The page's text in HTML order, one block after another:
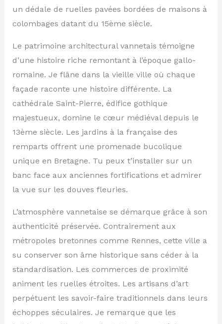
un dédale de ruelles pavées bordées de maisons à
colombages datant du 15ème siècle.
Le patrimoine architectural vannetais témoigne
d’une histoire riche remontant à l’époque gallo-
romaine. Je flâne dans la vieille ville où chaque
façade raconte une histoire différente. La
cathédrale Saint-Pierre, édifice gothique
majestueux, domine le cœur médiéval depuis le
13ème siècle. Les jardins à la française des
remparts offrent une promenade bucolique
unique en Bretagne. Tu peux t’installer sur un
banc face aux anciennes fortifications et admirer
la vue sur les douves fleuries.
L’atmosphère vannetaise se démarque grâce à son
authenticité préservée. Contrairement aux
métropoles bretonnes comme Rennes, cette ville a
su conserver son âme historique sans céder à la
standardisation. Les commerces de proximité
animent les ruelles étroites. Les artisans d’art
perpétuent les savoir-faire traditionnels dans leurs
échoppes séculaires. Je remarque que les